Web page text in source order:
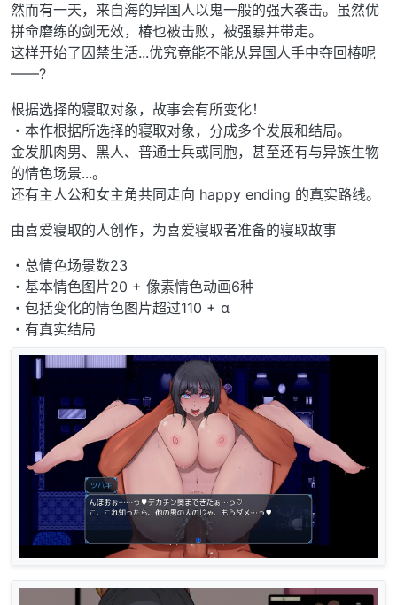
然而有一天，来自海的异国人以鬼一般的强大袭击。虽然优
拼命磨练的剑无效，椿也被击败，被强暴并带走。
这样开始了囚禁生活...优究竟能不能从异国人手中夺回椿呢
——?
根据选择的寝取对象，故事会有所变化！
・本作根据所选择的寝取对象，分成多个发展和结局。
金发肌肉男、黑人、普通士兵或同胞，甚至还有与异族生物
的情色场景...。
还有主人公和女主角共同走向 happy ending 的真实路线。
由喜爱寝取的人创作，为喜爱寝取者准备的寝取故事
・总情色场景数23
・基本情色图片20 + 像素情色动画6种
・包括变化的情色图片超过110 + α
・有真实结局